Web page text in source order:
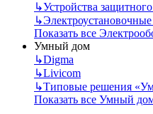
↳Устройства
↳
Показать все
Умный дом
↳Digma
↳Livicom
↳Типовые решения
Показать все Умный